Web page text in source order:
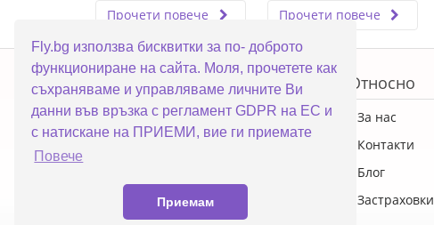
Fly.bg използва бисквитки за по- доброто
функциониране на сайта. Моля, прочетете как
съхраняваме и управляваме личните Ви
данни във връзка с регламент GDPR на ЕС и
с натискане на ПРИЕМИ, вие ги приемате
Повече
Приемам
Прочети повече
Прочети повече
ERROR5
Топ категории
ПРОМОЦИИ
Преносими компютри
Смартфони
Относно
За нас
Контакти
Блог
Застраховки